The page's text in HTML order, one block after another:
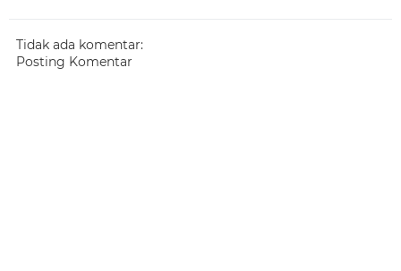
Tidak ada komentar:
Posting Komentar